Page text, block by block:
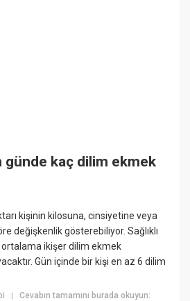
günde kaç dilim ekmek
kişinin kilosuna, cinsiyetine veya
değişkenlik gösterebiliyor. Sağlıklı
ortalama ikişer dilim ekmek
Gün içinde bir kişi en az 6 dilim
|Cevabın tamamını burada okuyun: